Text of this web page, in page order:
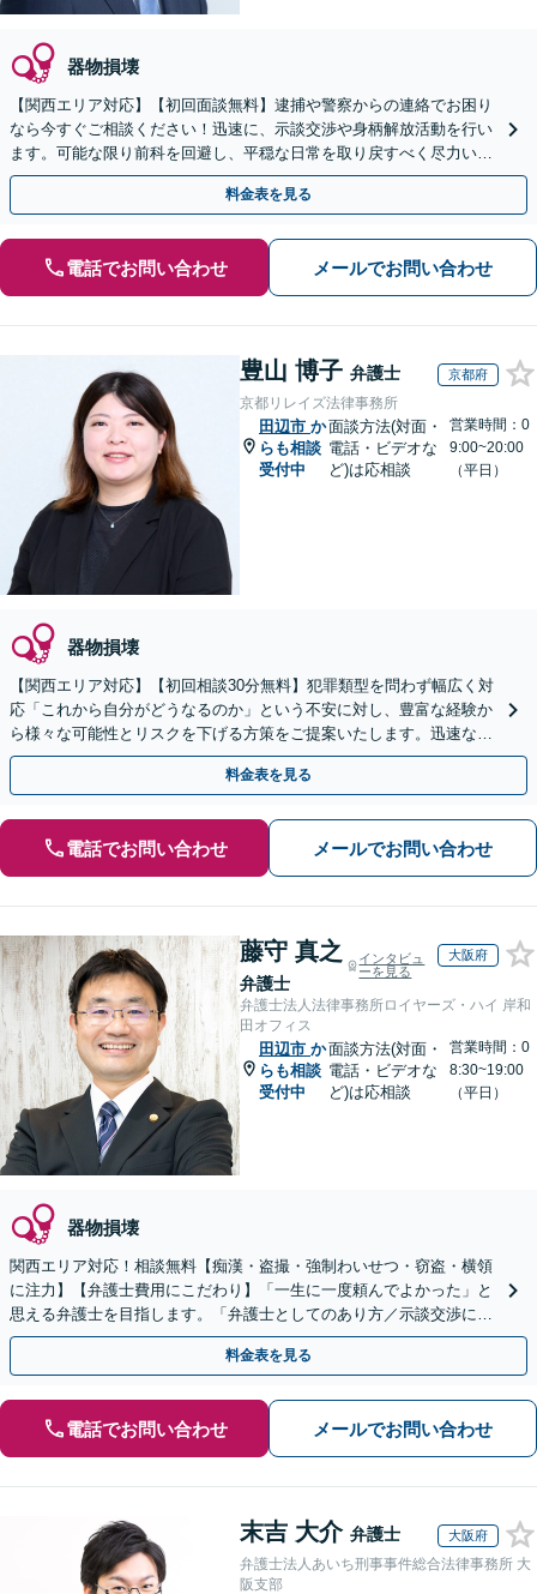
器物損壊
【関西エリア対応】【初回面談無料】逮捕や警察からの連絡でお困り
なら今すぐご相談ください！迅速に、示談交渉や身柄解放活動を行い
ます。可能な限り前科を回避し、平穏な日常を取り戻すべく尽力いた
します【休日・夜間相談可】
料金表を見る
電話でお問い合わせ メールでお問い合わせ
豊山 博子 弁護士 京都府
京都リレイズ法律事務所
田辺市 か
らも相談
受付中
面談方法(対面・
電話・ビデオな
ど)は応相談
営業時間：0
9:00~20:00
（平日）
器物損壊
【関西エリア対応】【初回相談30分無料】犯罪類型を問わず幅広く対
応「これから自分がどうなるのか」という不安に対し、豊富な経験か
ら様々な可能性とリスクを下げる方策をご提案いたします。迅速なレ
スポンス体制で臨機応変に対応【休日・夜間相談可】
料金表を見る
電話でお問い合わせ メールでお問い合わせ
藤守 真之
弁護士
インタビュ
ーを見る
大阪府
弁護士法人法律事務所ロイヤーズ・ハイ 岸和
田オフィス
田辺市 か
らも相談
受付中
面談方法(対面・
電話・ビデオな
ど)は応相談
営業時間：0
8:30~19:00
（平日）
器物損壊
関西エリア対応！相談無料【痴漢・盗撮・強制わいせつ・窃盗・横領
に注力】【弁護士費用にこだわり】「一生に一度頼んでよかった」と
思える弁護士を目指します。「弁護士としてのあり方／示談交渉に義
を」「弁護士費用にこだわる」依頼者に寄り添った金額設定
料金表を見る
電話でお問い合わせ メールでお問い合わせ
末吉 大介 弁護士 大阪府
弁護士法人あいち刑事事件総合法律事務所 大
阪支部